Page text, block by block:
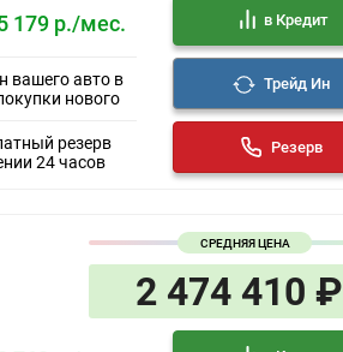
179 р./мес. в Кредит
вашего авто в
нового
Трейд Ин
резерв
24 часов
Резерв
СРЕДНЯЯ ЦЕНА
2 474 410 ₽